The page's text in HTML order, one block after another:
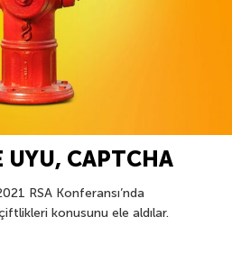
UYU, CAPTCHA
RSA Konferansı’nda
konusunu ele aldılar.